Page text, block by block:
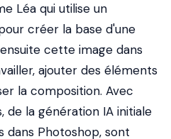
Léa qui utilise un
créer la base d'une
cette image dans
ajouter des éléments
la composition. Avec
de la génération IA initiale
dans Photoshop, sont